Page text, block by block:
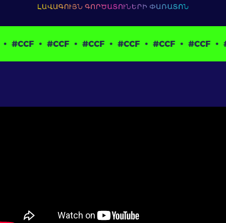
#CCF #CCF #CCF #CCF #CCF #CCF